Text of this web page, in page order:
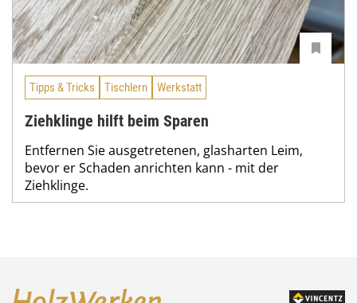
Tipps & Tricks Tischlern Werkstatt
Ziehklinge hilft beim Sparen
Entfernen Sie ausgetretenen, glasharten Leim,
bevor er Schaden anrichten kann - mit der
Ziehklinge.